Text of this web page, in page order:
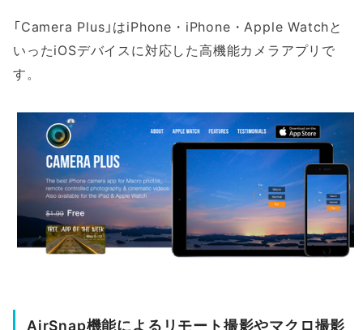
「Camera Plus」はiPhone・iPhone・Apple Watchと
いったiOSデバイスに対応した高機能カメラアプリで
す。
AirSnap機能によるリモート撮影やマクロ撮影